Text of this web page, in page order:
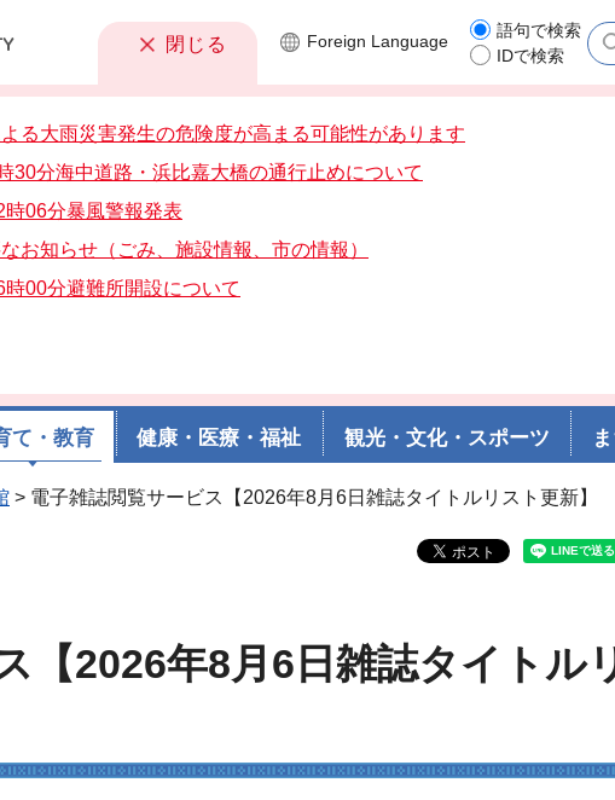
閉じる
る大雨災害発生の危険度が高まる可能性があります
30分海中道路・浜比嘉大橋の通行止めについて
時06分暴風警報発表
なお知らせ（ごみ、施設情報、市の情報）
時00分避難所開設について
Foreign Language
語句で検索
IDで検索
て・教育 健康・医療・福祉 観光・文化・スポーツ
> 電子雑誌閲覧サービス【2026年8月6日雑誌タイトルリスト更新】
【2026年8月6日雑誌タイトル